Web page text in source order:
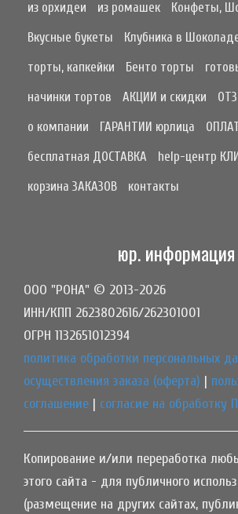
из орхидеи
из ромашек
Конфеты,
Вкусные букеты
Клубника в
торты, капкейки
Бенто торты
начинки тортов
АКЦИИ и скидки
о компании
ГАРАНТИИ юрлица
бесплатная ДОСТАВКА
help-центр
корзина ЗАКАЗОВ
контакты
юр. информация
ООО "РОНА" © 2013-2026
ИНН/КПП 2623802616/262301001
ОГРН 1132651012394
политика обработки персональных
осуществления заказа (оферта) |
соглашение | согласие на обработку
Копирование и/или переработка
этого сайта - для публичного
(размещение на других сайтах,